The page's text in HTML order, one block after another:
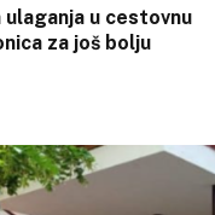
u cestovnu
za još bolju